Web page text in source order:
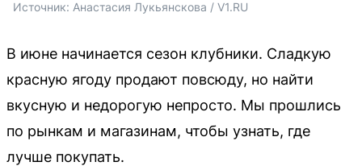
Источник: Анастасия Лукьянскова / V1.RU
В июне начинается сезон клубники. Сладкую
красную ягоду продают повсюду, но найти
вкусную и недорогую непросто. Мы прошлись
по рынкам и магазинам, чтобы узнать, где
лучше покупать.